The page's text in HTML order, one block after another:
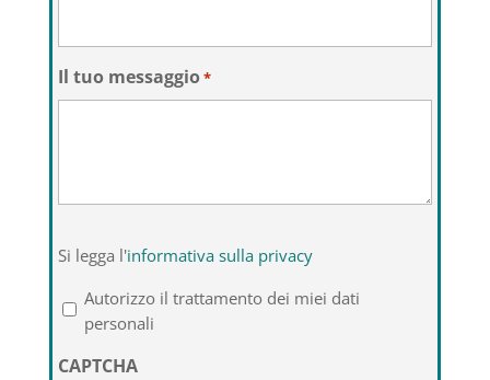
Il tuo messaggio*
legga
l'informativa
sulla
privacy
*
Si legga l'informativa sulla privacy
Autorizzo il trattamento dei miei dati
personali
CAPTCHA